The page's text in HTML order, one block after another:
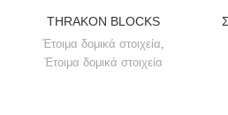
THRAKON BLOCKS
Έτοιμα δομικά στοιχεία
Έτοιμα δομικά στοιχεία